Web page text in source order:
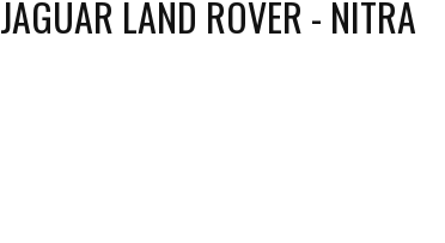
JAGUAR LAND ROVER - NITRA